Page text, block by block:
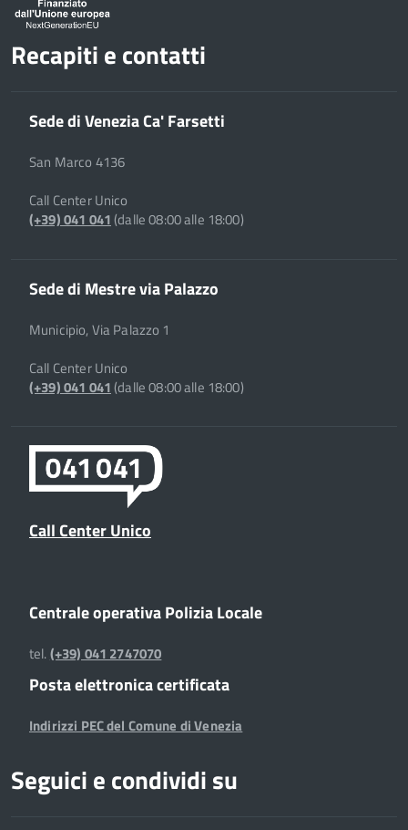
Recapiti e contatti
Sede di Venezia Ca' Farsetti
San Marco 4136
Call Center Unico
(+39) 041 041(dalle 08:00 alle 18:00)
Sede di Mestre via Palazzo
Municipio, Via Palazzo 1
Call Center Unico
(+39) 041 041(dalle 08:00 alle 18:00)
Call Center Unico
Centrale operativa Polizia Locale
tel.(+39) 041 2747070
Posta elettronica certificata
Indirizzi PEC del Comune di Venezia
Seguici e condividi su